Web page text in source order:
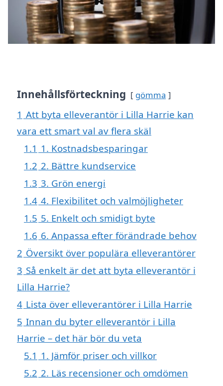
Innehållsförteckning gömma
1 Att byta elleverantör i Lilla Harrie kan
vara ett smart val av flera skäl
1.1 1. Kostnadsbesparingar
1.2 2. Bättre kundservice
1.3 3. Grön energi
1.4 4. Flexibilitet och valmöjligheter
1.5 5. Enkelt och smidigt byte
1.6 6. Anpassa efter förändrade behov
2 Översikt över populära elleverantörer
3 Så enkelt är det att byta elleverantör i
Lilla Harrie?
4 Lista över elleverantörer i Lilla Harrie
5 Innan du byter elleverantör i Lilla
Harrie – det här bör du veta
5.1 1. Jämför priser och villkor
5.2 2. Läs recensioner och omdömen